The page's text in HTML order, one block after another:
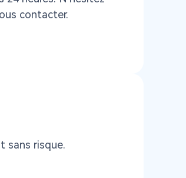
contacter.
sans risque.